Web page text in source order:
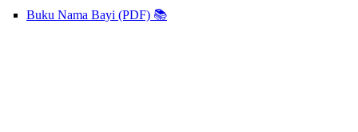
Buku Nama Bayi (PDF) 📚